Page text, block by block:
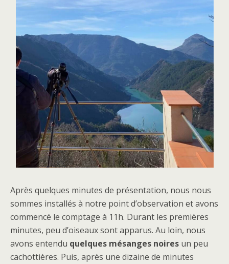
Après quelques minutes de présentation, nous nous
sommes installés à notre point d’observation et avons
commencé le comptage à 11h. Durant les premières
minutes, peu d’oiseaux sont apparus. Au loin, nous
avons entendu quelques mésanges noires un peu
cachottières. Puis, après une dizaine de minutes